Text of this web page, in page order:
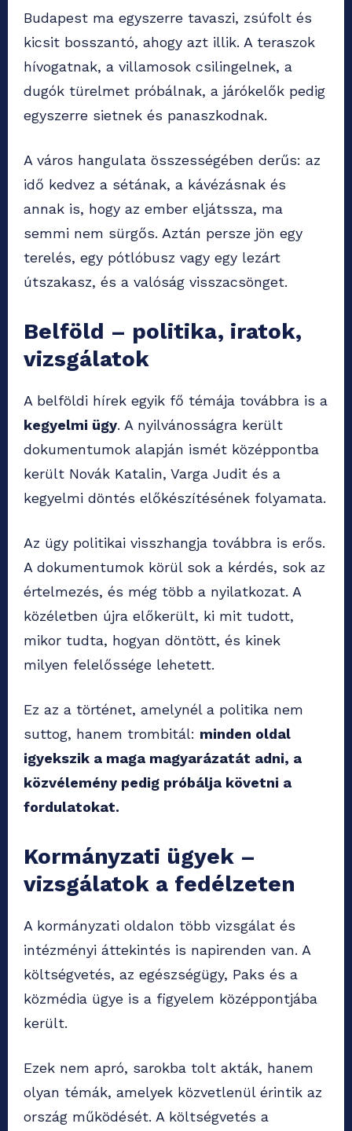
Budapest ma egyszerre tavaszi, zsúfolt és
kicsit bosszantó, ahogy azt illik. A teraszok
hívogatnak, a villamosok csilingelnek, a
dugók türelmet próbálnak, a járókelők pedig
egyszerre sietnek és panaszkodnak.
A város hangulata összességében derűs: az
idő kedvez a sétának, a kávézásnak és
annak is, hogy az ember eljátssza, ma
semmi nem sürgős. Aztán persze jön egy
terelés, egy pótlóbusz vagy egy lezárt
útszakasz, és a valóság visszacsönget.
Belföld – politika, iratok,
vizsgálatok
A belföldi hírek egyik fő témája továbbra is a
kegyelmi ügy. A nyilvánosságra került
dokumentumok alapján ismét középpontba
került Novák Katalin, Varga Judit és a
kegyelmi döntés előkészítésének folyamata.
Az ügy politikai visszhangja továbbra is erős.
A dokumentumok körül sok a kérdés, sok az
értelmezés, és még több a nyilatkozat. A
közéletben újra előkerült, ki mit tudott,
mikor tudta, hogyan döntött, és kinek
milyen felelőssége lehetett.
Ez az a történet, amelynél a politika nem
suttog, hanem trombitál: minden oldal
igyekszik a maga magyarázatát adni, a
közvélemény pedig próbálja követni a
fordulatokat.
Kormányzati ügyek –
vizsgálatok a fedélzeten
A kormányzati oldalon több vizsgálat és
intézményi áttekintés is napirenden van. A
költségvetés, az egészségügy, Paks és a
közmédia ügye is a figyelem középpontjába
került.
Ezek nem apró, sarokba tolt akták, hanem
olyan témák, amelyek közvetlenül érintik az
ország működését. A költségvetés a